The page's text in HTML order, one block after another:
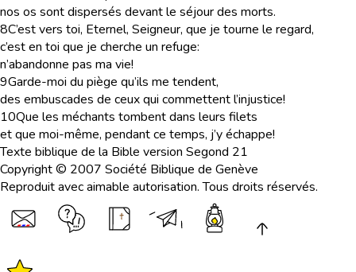
nos os sont dispersés devant le séjour des morts.
8C’est vers toi, Eternel, Seigneur, que je tourne le regard,
c’est en toi que je cherche un refuge:
n’abandonne pas ma vie!
9Garde-moi du piège qu’ils me tendent,
des embuscades de ceux qui commettent l’injustice!
10Que les méchants tombent dans leurs filets
et que moi-même, pendant ce temps, j’y échappe!
Texte biblique de la Bible version Segond 21
Copyright © 2007 Société Biblique de Genève
Reproduit avec aimable autorisation. Tous droits réservés.